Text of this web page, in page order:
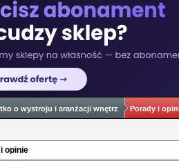
o wystroju i aranżacji wnętrz Porady i
opinie